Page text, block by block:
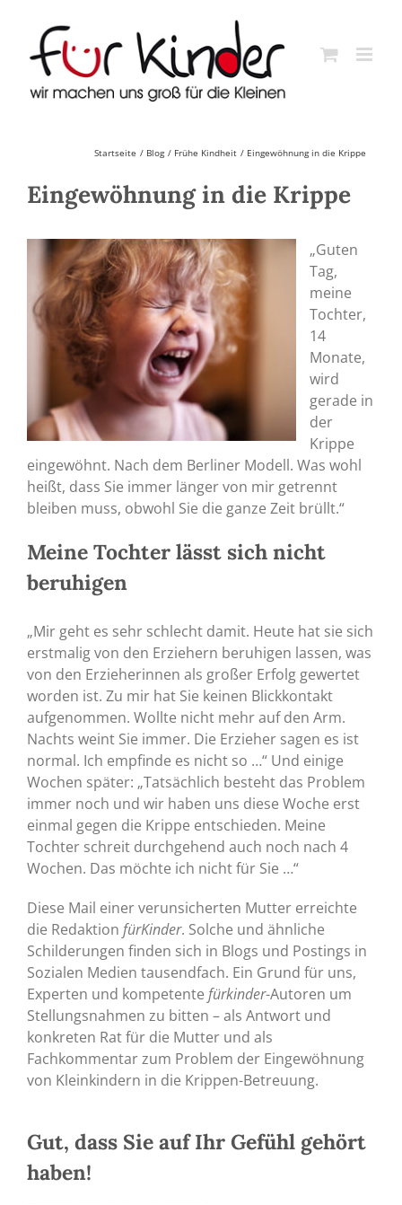
content
Startseite Blog Frühe Kindheit Eingewöhnung in die Krippe
Eingewöhnung in die Krippe
„Guten
Tag,
meine
Tochter,
14
Monate,
wird
gerade in
der
Krippe
eingewöhnt. Nach dem Berliner Modell. Was wohl
heißt, dass Sie immer länger von mir getrennt
bleiben muss, obwohl Sie die ganze Zeit brüllt.“
Meine Tochter lässt sich nicht
beruhigen
„Mir geht es sehr schlecht damit. Heute hat sie sich
erstmalig von den Erziehern beruhigen lassen, was
von den Erzieherinnen als großer Erfolg gewertet
worden ist. Zu mir hat Sie keinen Blickkontakt
aufgenommen. Wollte nicht mehr auf den Arm.
Nachts weint Sie immer. Die Erzieher sagen es ist
normal. Ich empfinde es nicht so …“ Und einige
Wochen später: „Tatsächlich besteht das Problem
immer noch und wir haben uns diese Woche erst
einmal gegen die Krippe entschieden. Meine
Tochter schreit durchgehend auch noch nach 4
Wochen. Das möchte ich nicht für Sie …“
Diese Mail einer verunsicherten Mutter erreichte
die Redaktion fürKinder. Solche und ähnliche
Schilderungen finden sich in Blogs und Postings in
Sozialen Medien tausendfach. Ein Grund für uns,
Experten und kompetente fürkinder-Autoren um
Stellungsnahmen zu bitten – als Antwort und
konkreten Rat für die Mutter und als
Fachkommentar zum Problem der Eingewöhnung
von Kleinkindern in die Krippen-Betreuung.
Gut, dass Sie auf Ihr Gefühl gehört
haben!